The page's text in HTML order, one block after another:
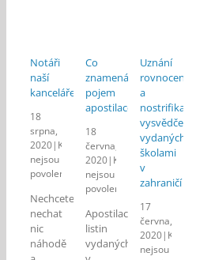
Notáři
naší
kanceláře
18
srpna,
2020| Komentáře
nejsou
povolené
textu
s
názvem
Notáři
Nechcete
nechat
nic
náhodě
Co
znamená
pojem
apostilace?
18
června,
2020| Komentáře
nejsou
povolené
textu
s
názvem
Apostilace
listin
vydaných
Uznání
rovnocennosti
a
nostrifikace
vysvědčení
vydaných
školami
v
zahraničí
17
června,
2020| Komentáře
nejsou